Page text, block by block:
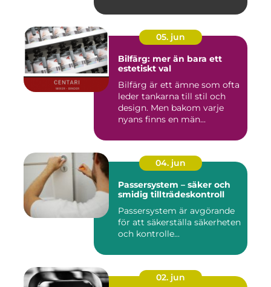
05. jun
Bilfärg: mer än bara ett
estetiskt val
Bilfärg är ett ämne som ofta
leder tankarna till stil och
design. Men bakom varje
nyans finns en män...
04. jun
Passersystem – säker och
smidig tillträdeskontroll
Passersystem är avgörande
för att säkerställa säkerheten
och kontrolle...
02. jun